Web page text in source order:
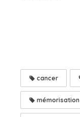
cancer
mémorisation